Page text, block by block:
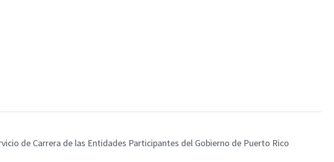
de Carrera de las Entidades Participantes del Gobierno de Puerto Rico